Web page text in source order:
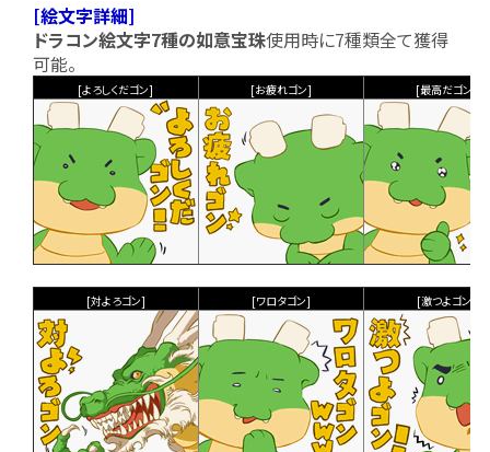
[絵文字詳細]
ドラコン絵文字7種の如意宝珠使用時に7種類全て獲得
可能。
[よろしくだゴン] [お疲れゴン] [最高だゴン]
[対よろゴン] [ワロタゴン] [激つよゴン]